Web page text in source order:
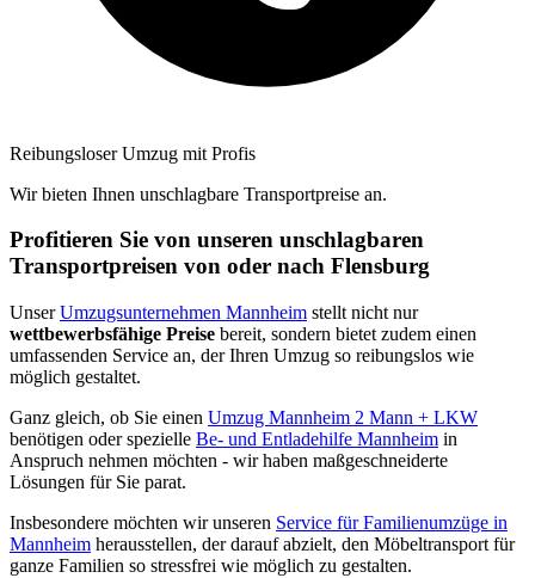
Reibungsloser Umzug mit Profis
Wir bieten Ihnen unschlagbare Transportpreise an.
Profitieren Sie von unseren unschlagbaren
Transportpreisen von oder nach Flensburg
UnserUmzugsunternehmen Mannheim stellt nicht nur
wettbewerbsfähige Preise bereit, sondern bietet zudem einen
umfassenden Service an, der Ihren Umzug so reibungslos wie
möglich gestaltet.
Ganz gleich, ob Sie einen Umzug Mannheim 2 Mann + LKW
benötigen oder spezielle Be- und Entladehilfe Mannheim in
Anspruch nehmen möchten - wir haben maßgeschneiderte
Lösungen für Sie parat.
Insbesondere möchten wir unseren Service für Familienumzüge in
Mannheim herausstellen, der darauf abzielt, den Möbeltransport für
ganze Familien so stressfrei wie möglich zu gestalten.